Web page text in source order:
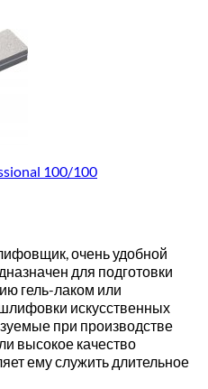
100/100
очень удобной
для подготовки
гель-лаком или
искусственных
при производстве
высокое качество
ему служить длительное